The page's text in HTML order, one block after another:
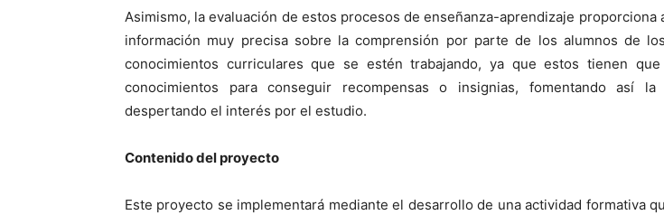
Asimismo, la evaluación de estos procesos de enseñanza-aprendizaje proporciona
información muy precisa sobre la comprensión por parte de los alumnos de
conocimientos curriculares que se estén trabajando, ya que estos tienen
conocimientos para conseguir recompensas o insignias, fomentando así la
despertando el interés por el estudio.
Contenido del proyecto
Este proyecto se implementará mediante el desarrollo de una actividad formativa